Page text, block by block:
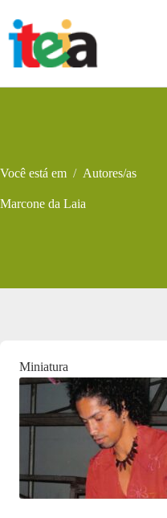
para
conteúdo
Você está em / Autores/as
Marcone da Laia
Miniatura